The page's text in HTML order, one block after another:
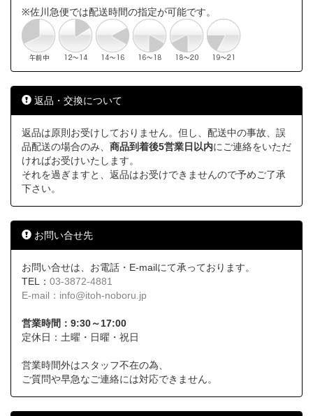
※佐川急便では配送時間の指定が可能です。
返品・交換について
返品は原則お受けしておりません。但し、配送中の事故、誤
品配送の場合のみ、 商品到着後5営業日以内にご連絡をいただ
ければお受けいたします。
それを過ぎますと、返品はお受けできませんので予めご了承
下さい。
お問い合せ先
お問い合せは、お電話・E-mailにて承っております。
TEL： 03-3872-4881
E-mail： info@itoh-noboru.jp
営業時間：9:30～17:00
定休日：土曜・日曜・祝日
営業時間外はスタッフ不在の為、
ご質問や早急なご連絡には対応できません。